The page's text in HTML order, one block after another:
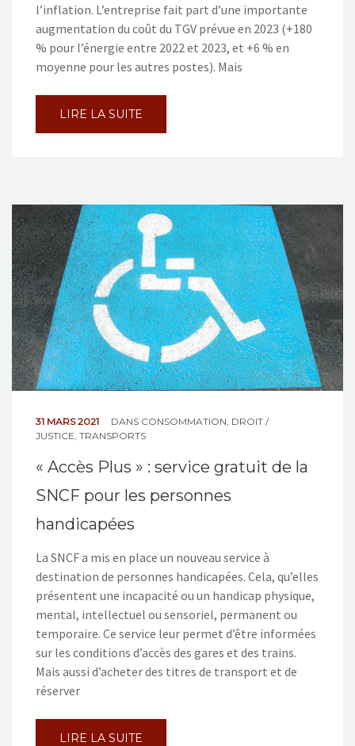
l’inflation. L’entreprise fait part d’une importante
augmentation du coût du TGV prévue en 2023 (+180
% pour l’énergie entre 2022 et 2023, et +6 % en
moyenne pour les autres postes). Mais
LIRE LA SUITE
31 MARS 2021 DANS CONSOMMATION DROIT /
JUSTICE TRANSPORTS
« Accès Plus » : service gratuit de la
SNCF pour les personnes
handicapées
La SNCF a mis en place un nouveau service à
destination de personnes handicapées. Cela, qu’elles
présentent une incapacité ou un handicap physique,
mental, intellectuel ou sensoriel, permanent ou
temporaire. Ce service leur permet d’être informées
sur les conditions d’accès des gares et des trains.
Mais aussi d’acheter des titres de transport et de
réserver
LIRE LA SUITE